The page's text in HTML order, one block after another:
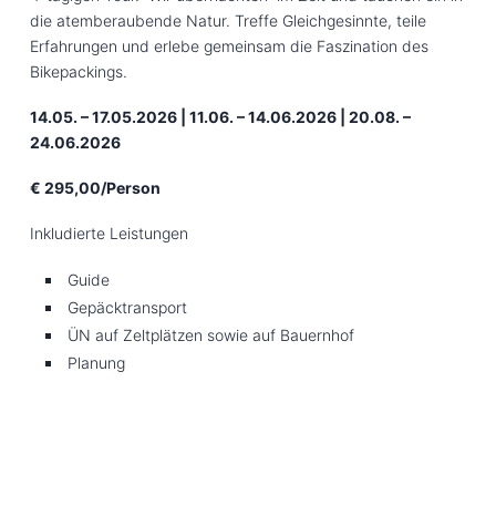
die atemberaubende Natur. Treffe Gleichgesinnte, teile
Erfahrungen und erlebe gemeinsam die Faszination des
Bikepackings.
14.05. – 17.05.2026 | 11.06. – 14.06.2026 | 20.08. –
24.06.2026
€ 295,00/Person
Inkludierte Leistungen
Guide
Gepäcktransport
ÜN auf Zeltplätzen sowie auf Bauernhof
Planung